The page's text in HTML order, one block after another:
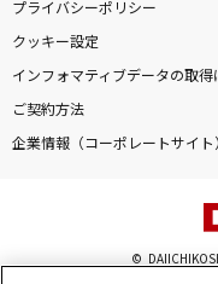
プライバシーポリシー
クッキー設定
インフォマティブデータの取得
ご契約方法
企業情報（コーポレートサイト
©